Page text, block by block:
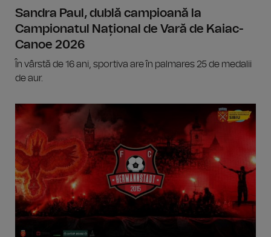
Sandra Paul, dublă campioană la
Campionatul Național de Vară de Kaiac-
Canoe 2026
În vârstă de 16 ani, sportiva are în palmares 25 de medalii
de aur.